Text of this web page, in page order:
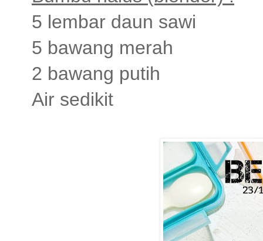
5 lembar daun sawi
5 bawang merah
2 bawang putih
Air sedikit